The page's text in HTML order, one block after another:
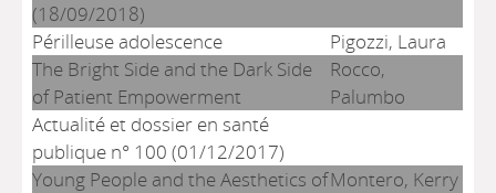
(18/09/2018)
Périlleuse adolescence
Pigozzi, Laura
The Bright Side and the Dark Side
of Patient Empowerment
Rocco,
Palumbo
Actualité et dossier en santé
publique n° 100 (01/12/2017)
Young People and the Aesthetics ofMontero, Kerry